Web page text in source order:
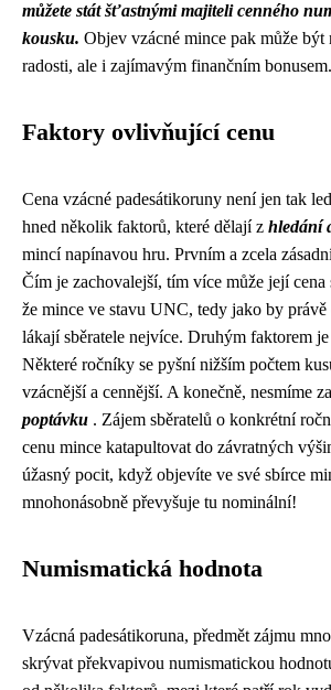
můžete stát šťastnými majiteli cenného
kousku. Objev vzácné mince pak může být
radosti, ale i zajímavým finančním bonusem.
Faktory ovlivňující cenu
Cena vzácné padesátikoruny není jen tak
hned několik faktorů, které dělají z hledání
mincí napínavou hru. Prvním a zcela
Čím je zachovalejší, tím více může její
že mince ve stavu UNC, tedy jako by
lákají sběratele nejvíce. Druhým faktorem je
Některé ročníky se pyšní nižším počtem
vzácnější a cennější. A konečně, nesmíme
poptávku . Zájem sběratelů o konkrétní
cenu mince katapultovat do závratných
úžasný pocit, když objevíte ve své sbírce
mnohonásobně převyšuje tu nominální!
Numismatická hodnota
Vzácná padesátikoruna, předmět zájmu
skrývat překvapivou numismatickou